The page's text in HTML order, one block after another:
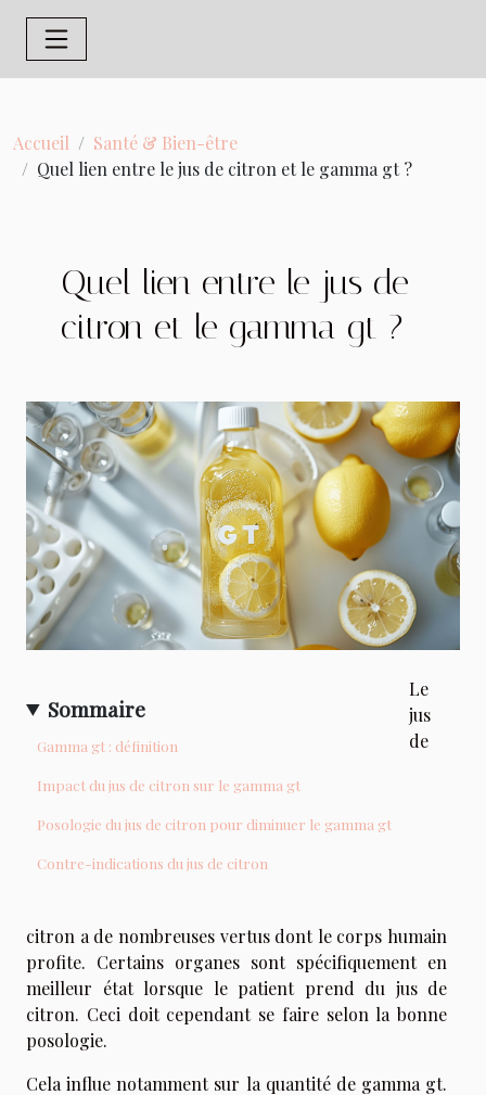
Accueil
Santé & Bien-être
Quel lien entre le jus de citron et le gamma gt ?
Quel lien entre le jus de
citron et le gamma gt ?
Sommaire
Gamma gt : définition
Impact du jus de citron sur le gamma gt
Posologie du jus de citron pour diminuer le gamma gt
Contre-indications du jus de citron
Le
jus
de
citron a de nombreuses vertus dont le corps humain
profite. Certains organes sont spécifiquement en
meilleur état lorsque le patient prend du jus de
citron. Ceci doit cependant se faire selon la bonne
posologie.
Cela influe notamment sur la quantité de gamma gt.